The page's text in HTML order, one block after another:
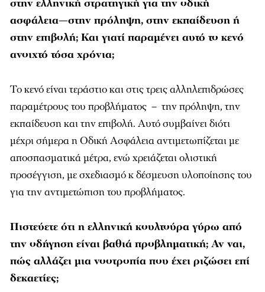
στην ελληνική στρατηγική για την οδική
ασφάλεια—στην πρόληψη, στην εκπαίδευση ή
στην επιβολή; Και γιατί παραμένει αυτό το κενό
ανοιχτό τόσα χρόνια;
Το κενό είναι τεράστιο και στις τρεις αλληλεπιδρώσες
παραμέτρους του προβλήματος – την πρόληψη, την
εκπαίδευση και την επιβολή. Αυτό συμβαίνει διότι
μέχρι σήμερα η Οδική Ασφάλεια αντιμετωπίζεται με
αποσπασματικά μέτρα, ενώ χρειάζεται ολιστική
προσέγγιση, με σχεδιασμό κ δέσμευση υλοποίησης του
για την αντιμετώπιση του προβλήματος.
Πιστεύετε ότι η ελληνική κουλτούρα γύρω από
την οδήγηση είναι βαθιά προβληματική; Αν ναι,
πώς αλλάζει μια νοοτροπία που έχει ριζώσει επί
δεκαετίες;